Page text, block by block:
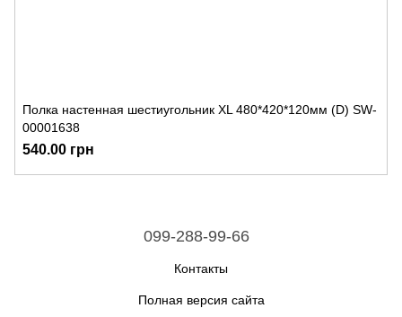
Полка настенная шестиугольник XL 480*420*120мм (D) SW-
00001638
540.00 грн
099-288-99-66
Контакты
Полная версия сайта